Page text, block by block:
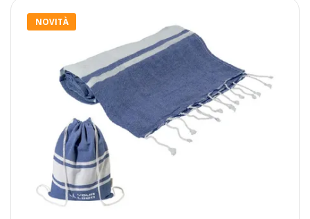
NOVITÀ